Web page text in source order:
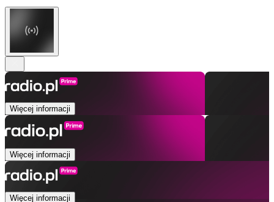
Więcej informacji
Więcej informacji
Więcej informacji